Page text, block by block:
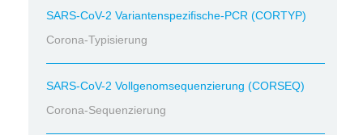
SARS-CoV-2 Variantenspezifische-PCR (CORTYP)
Corona-Typisierung
SARS-CoV-2 Vollgenomsequenzierung (CORSEQ)
Corona-Sequenzierung